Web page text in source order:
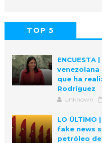
TOP 5
ENCUESTA
que ha
Rodríguez
Unknown
LO
fake news
petróleo de